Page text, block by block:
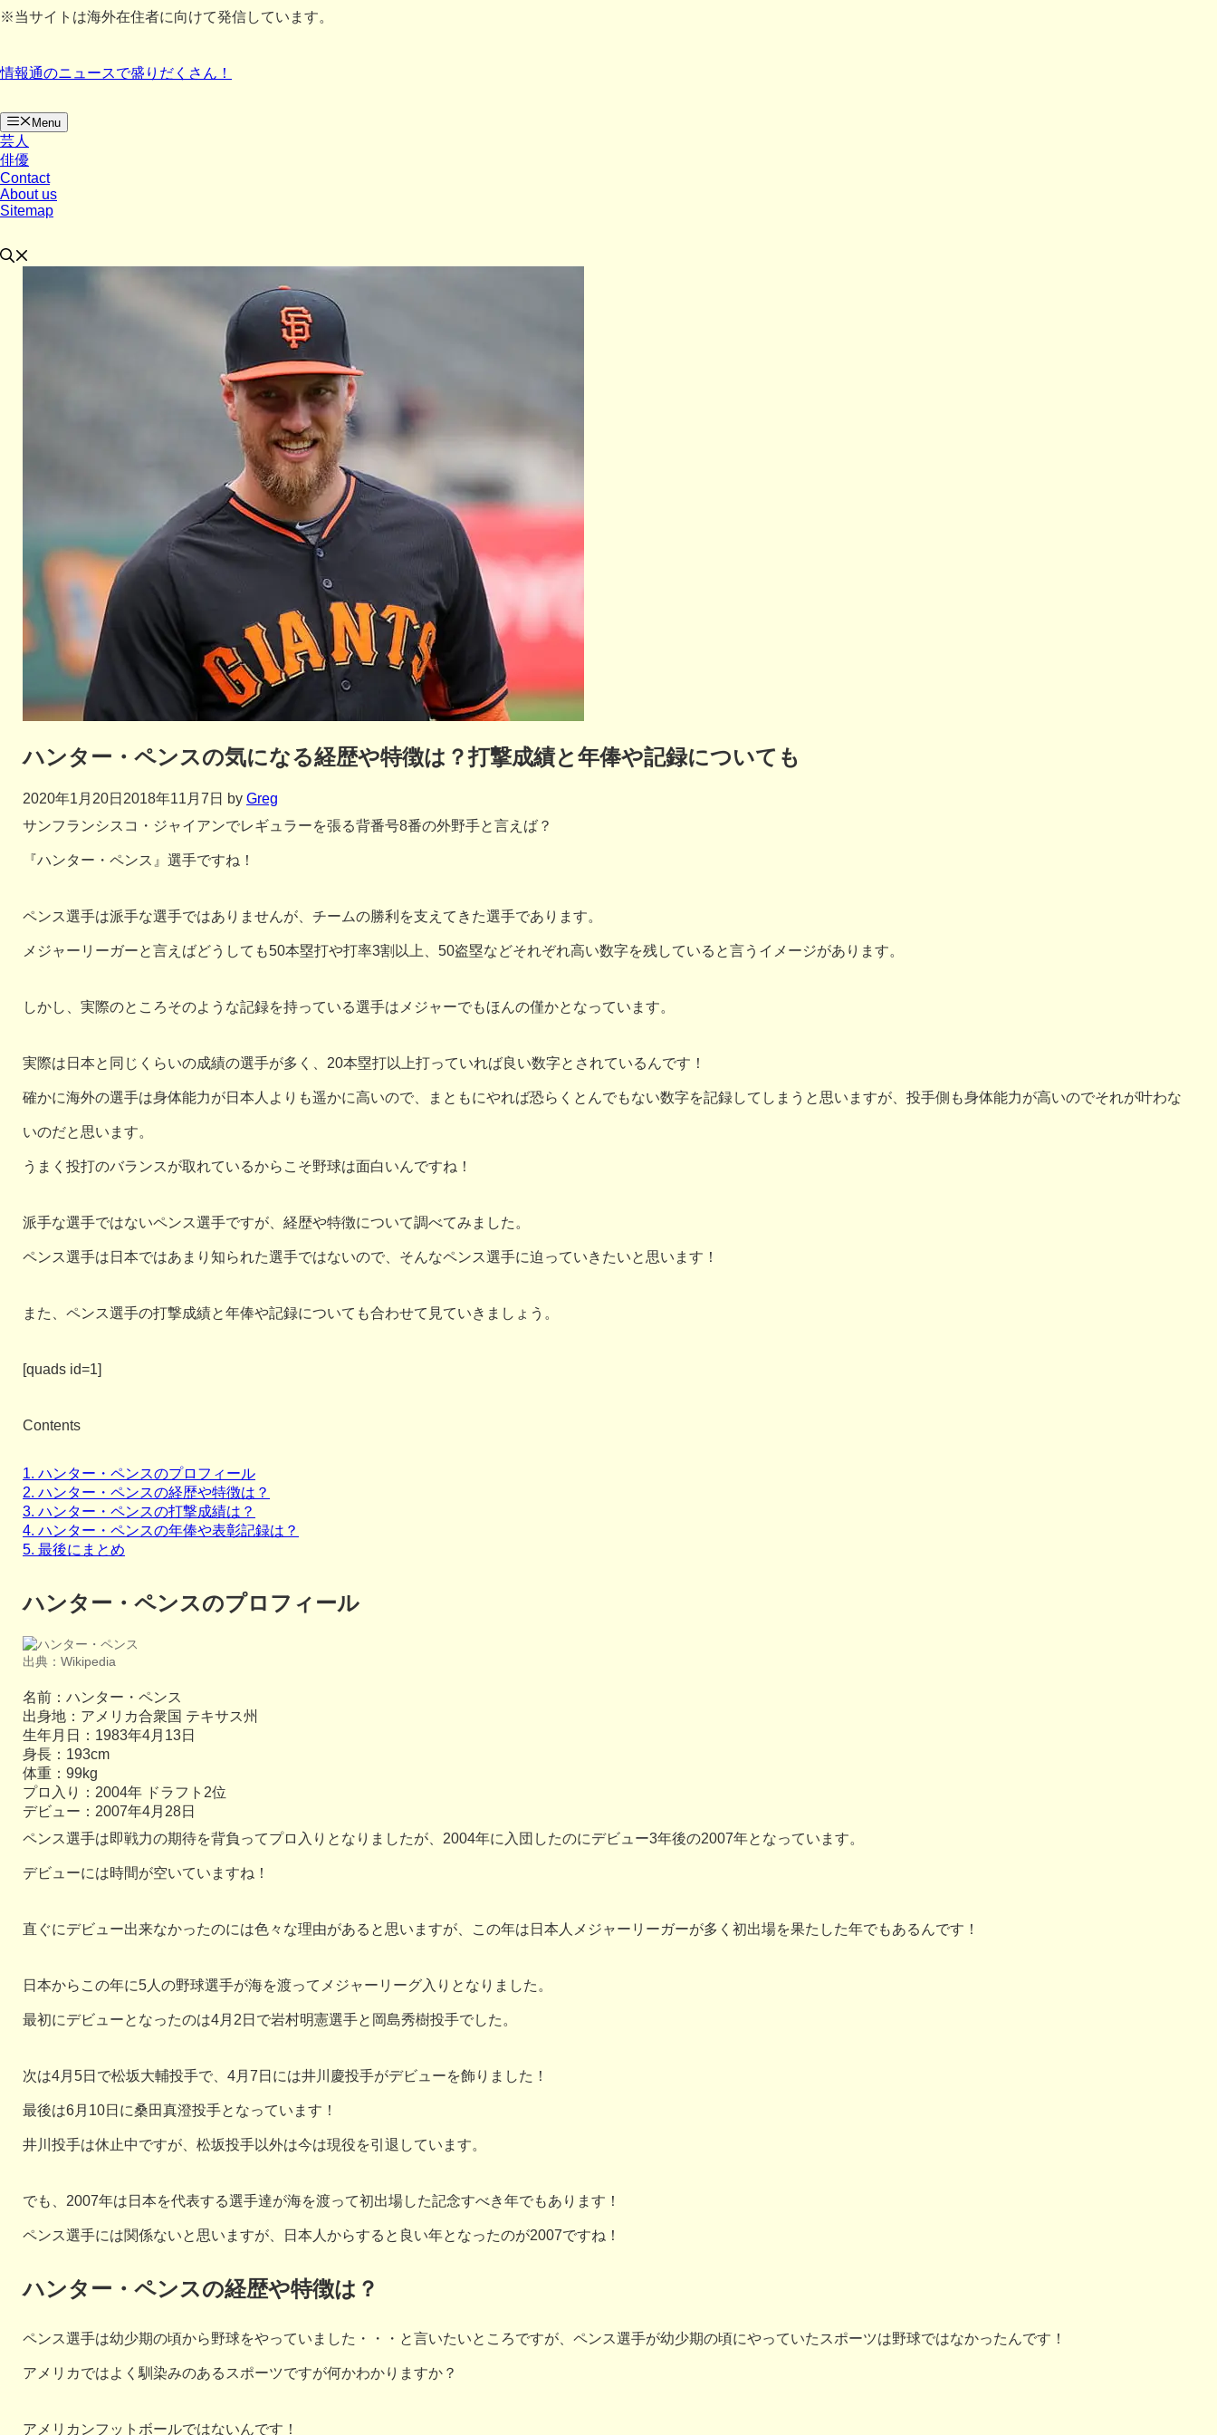
コ
ン
ン
ツ
ス
キ
ッ
プ
※当サイトは海外在住者に向けて発信しています。
情報通のニュースで盛りだくさん！
Menu
芸人
俳優
Contact
About us
Sitemap
ハンター・ペンスの気になる経歴や特徴は？打撃成績と年俸や記録についても
2020年1月20日 2018年11月7日 by Greg
サンフランシスコ・ジャイアンでレギュラーを張る背番号8番の外野手と言えば？
『ハンター・ペンス』選手ですね！
ペンス選手は派手な選手ではありませんが、チームの勝利を支えてきた選手であります。
メジャーリーガーと言えばどうしても50本塁打や打率3割以上、50盗塁などそれぞれ高い数字を残していると言うイメージがあります。
しかし、実際のところそのような記録を持っている選手はメジャーでもほんの僅かとなっています。
実際は日本と同じくらいの成績の選手が多く、20本塁打以上打っていれば良い数字とされているんです！
確かに海外の選手は身体能力が日本人よりも遥かに高いので、まともにやれば恐らくとんでもない数字を記録してしまうと思いますが、投手側も身体能力が高いのでそれが叶わな
いのだと思います。
うまく投打のバランスが取れているからこそ野球は面白いんですね！
派手な選手ではないペンス選手ですが、経歴や特徴について調べてみました。
ペンス選手は日本ではあまり知られた選手ではないので、そんなペンス選手に迫っていきたいと思います！
また、ペンス選手の打撃成績と年俸や記録についても合わせて見ていきましょう。
[quads id=1]
Contents
1. ハンター・ペンスのプロフィール
2. ハンター・ペンスの経歴や特徴は？
3. ハンター・ペンスの打撃成績は？
4. ハンター・ペンスの年俸や表彰記録は？
5. 最後にまとめ
ハンター・ペンスのプロフィール
出典：Wikipedia
名前：ハンター・ペンス
出身地：アメリカ合衆国 テキサス州
生年月日：1983年4月13日
身長：193cm
体重：99kg
プロ入り：2004年 ドラフト2位
デビュー：2007年4月28日
ペンス選手は即戦力の期待を背負ってプロ入りとなりましたが、2004年に入団したのにデビュー3年後の2007年となっています。
デビューには時間が空いていますね！
直ぐにデビュー出来なかったのには色々な理由があると思いますが、この年は日本人メジャーリーガーが多く初出場を果たした年でもあるんです！
日本からこの年に5人の野球選手が海を渡ってメジャーリーグ入りとなりました。
最初にデビューとなったのは4月2日で岩村明憲選手と岡島秀樹投手でした。
次は4月5日で松坂大輔投手で、4月7日には井川慶投手がデビューを飾りました！
最後は6月10日に桑田真澄投手となっています！
井川投手は休止中ですが、松坂投手以外は今は現役を引退しています。
でも、2007年は日本を代表する選手達が海を渡って初出場した記念すべき年でもあります！
ペンス選手には関係ないと思いますが、日本人からすると良い年となったのが2007ですね！
ハンター・ペンスの経歴や特徴は？
ペンス選手は幼少期の頃から野球をやっていました・・・と言いたいところですが、ペンス選手が幼少期の頃にやっていたスポーツは野球ではなかったんです！
アメリカではよく馴染みのあるスポーツですが何かわかりますか？
アメリカンフットボールではないんです！